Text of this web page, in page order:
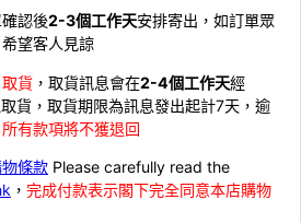
認後2-3個工作天安排寄出，如訂單眾
望客人見諒
貨 ，取貨訊息會在2-4個工作天經
貨，取貨期限為訊息發出起計7天，逾
所有款項將不獲退回
物條款 Please carefully read the
， 完成付款表示閣下完全同意本店購物